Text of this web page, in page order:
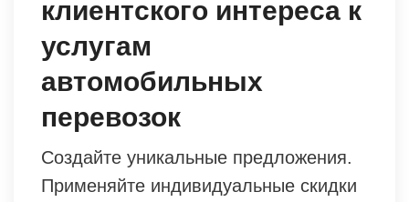
клиентского интереса к
услугам
автомобильных
перевозок
Создайте уникальные предложения.
Применяйте индивидуальные скидки